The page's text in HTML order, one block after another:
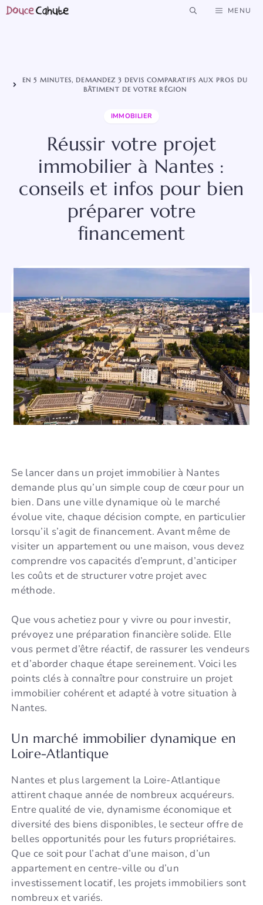
Aller
MENU
EN 5 MINUTES, DEMANDEZ 3 DEVIS COMPARATIFS AUX PROS DU
BÂTIMENT DE VOTRE RÉGION
IMMOBILIER
Réussir votre projet
immobilier à Nantes :
conseils et infos pour bien
préparer votre
financement
Se lancer dans un projet immobilier à Nantes
demande plus qu’un simple coup de cœur pour un
bien. Dans une ville dynamique où le marché
évolue vite, chaque décision compte, en particulier
lorsqu’il s’agit de financement. Avant même de
visiter un appartement ou une maison, vous devez
comprendre vos capacités d’emprunt, d’anticiper
les coûts et de structurer votre projet avec
méthode.
Que vous achetiez pour y vivre ou pour investir,
prévoyez une préparation financière solide. Elle
vous permet d’être réactif, de rassurer les vendeurs
et d’aborder chaque étape sereinement. Voici les
points clés à connaître pour construire un projet
immobilier cohérent et adapté à votre situation à
Nantes.
Un marché immobilier dynamique en
Loire-Atlantique
Nantes et plus largement la Loire-Atlantique
attirent chaque année de nombreux acquéreurs.
Entre qualité de vie, dynamisme économique et
diversité des biens disponibles, le secteur offre de
belles opportunités pour les futurs propriétaires.
Que ce soit pour l’achat d’une maison, d’un
appartement en centre-ville ou d’un
investissement locatif, les projets immobiliers sont
nombreux et variés.